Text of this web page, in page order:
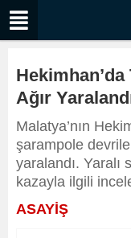
Ağır
Malatya’nın
şarampole
yaralandı. Yaralı
kazayla ilgili
ASAYİŞ